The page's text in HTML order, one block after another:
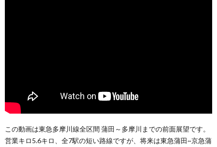
この動画は東急多摩川線全区間 蒲田～多摩川までの前面展望です。
営業キロ5.6キロ、全7駅の短い路線ですが、将来は東急蒲田~京急蒲